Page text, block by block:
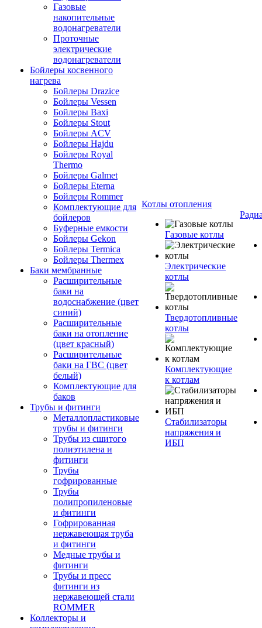
Газовые
накопительные
водонагреватели
Проточные
электрические
водонагреватели
Бойлеры косвенного
нагрева
Бойлеры Drazice
Бойлеры Vessen
Бойлеры Baxi
Бойлеры Stout
Бойлеры ACV
Бойлеры Hajdu
Бойлеры Royal
Thermo
Бойлеры Galmet
Бойлеры Eterna
Бойлеры Rommer
Комплектующие для
бойлеров
Буферные емкости
Бойлеры Gekon
Бойлеры Termica
Бойлеры Thermex
Баки мембранные
Расширительные
баки на
водоснабжение (цвет
синий)
Расширительные
баки на отопление
(цвет красный)
Расширительные
баки на ГВС (цвет
белый)
Комплектующие для
баков
Трубы и фитинги
Металлопластиковые
трубы и фитинги
Трубы из сшитого
полиэтилена и
фитинги
Трубы
гофрированные
Трубы
полипропиленовые
и фитинги
Гофрированная
нержавеющая труба
и фитинги
Медные трубы и
фитинги
Трубы и пресс
фитинги из
нержавеющей стали
ROMMER
Коллекторы и
Котлы отопления
Газовые котлы
Электрические
котлы
Твердотопливные
котлы
Комплектующие
к котлам
Стабилизаторы
напряжения и
ИБП